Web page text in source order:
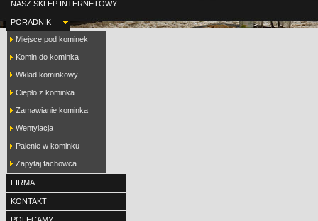
NASZ SKLEP INTERNETOWY
PORADNIK
Miejsce pod kominek
Komin do kominka
Wkład kominkowy
Ciepło z kominka
Zamawianie kominka
Wentylacja
Palenie w kominku
Zapytaj fachowca
FIRMA
KONTAKT